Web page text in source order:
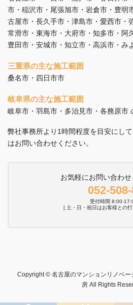
市・稲沢市・尾張旭市・岩倉市・豊明
古屋市・長久手市・津島市・愛西市・
常滑市・東海市・大府市・知多市・阿
豊田市・安城市・知立市・高浜市・
三重県の主な施工範囲
桑名市・四日市市
岐阜県の主な施工範囲
岐阜市・羽島市・多治見市・各務原市
弊社事務所より1時間程度を目安にし
はお問い合わせください。
お気軽にお問い合わせ
052-
受付時間 8:00-
[ 土・日・祝日はお客様との
Copyright © 名古屋のマンションリノベ
房 All Rights